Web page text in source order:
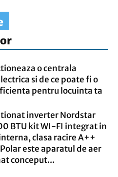
o centrala
si de ce poate fi o
pentru locuinta ta
inverter Nordstar
BTU kit WI-FI integrat in
clasa racire A++
este aparatul de aer
conceput...